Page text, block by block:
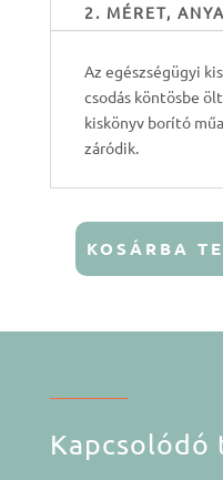
2. MÉRET,
Az egészségügyi
csodás köntösbe
kiskönyv borító
záródik.
Egészségügyi
-
KOSÁRBA
Kapcsolódó